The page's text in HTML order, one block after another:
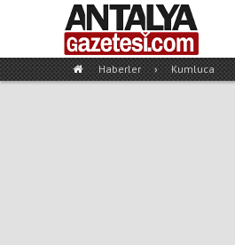
Haberler › Kumluca